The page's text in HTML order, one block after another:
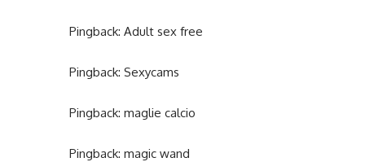
Pingback: Adult sex free
Pingback: Sexycams
Pingback: maglie calcio
Pingback: magic wand